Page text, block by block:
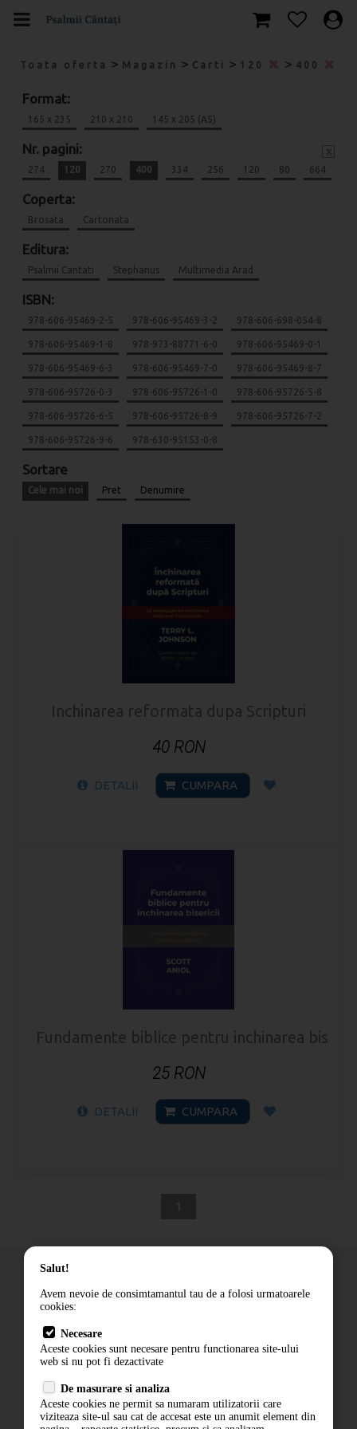
Toata oferta > Magazin > Carti > 120 > 400
Format:
165 x 235 210 x 210 145 x 205 (A5)
Nr. pagini:
274 120 270 400 334 256 120 80 664
Coperta:
Brosata Cartonata
Editura:
Psalmii Cantati Stephanus Multimedia Arad
ISBN:
978-606-95469-2-5 978-606-95469-3-2 978-606-698-054-8
978-606-95469-1-8 978-973-88771-6-0 978-606-95469-0-1
978-606-95469-6-3 978-606-95469-7-0 978-606-95469-8-7
978-606-95726-0-3 978-606-95726-1-0 978-606-95726-5-8
978-606-95726-6-5 978-606-95726-8-9 978-606-95726-7-2
978-606-95726-9-6 978-630-95153-0-8
Sortare
Cele mai noi Pret Denumire
Inchinarea reformata dupa Scripturi
40 RON
DETALII CUMPARA
Fundamente biblice pentru inchinarea
25 RON
DETALII CUMPARA
Cum comand
Livrare
Contact
Politica de confidentialitate
ANPC
Salut!
Avem nevoie de consimtamantul tau de a folosi urmatoarele
cookies:
Necesare
Aceste cookies sunt necesare pentru functionarea site-ului
web si nu pot fi dezactivate
De masurare si analiza
Aceste cookies ne permit sa numaram utilizatorii care
viziteaza site-ul sau cat de accesat este un anumit element din